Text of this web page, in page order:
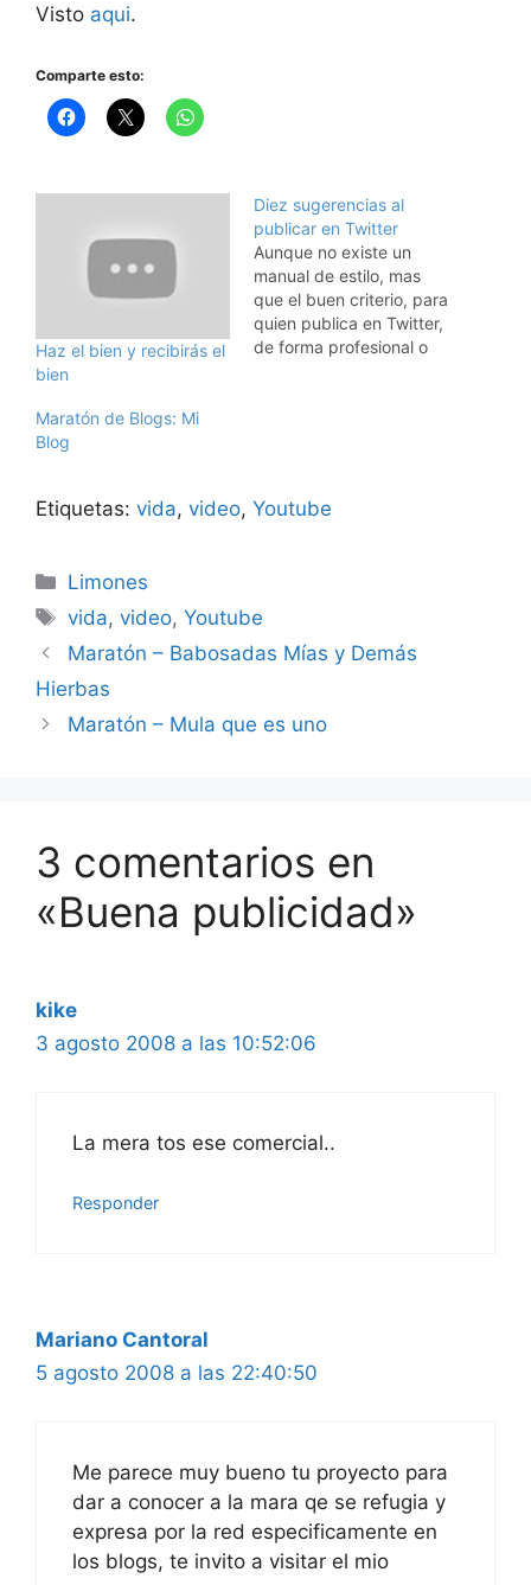
Visto aqui.
Comparte esto:
Haz el bien y recibirás el
bien
Diez sugerencias al
publicar en Twitter
Aunque no existe un
manual de estilo, mas
que el buen criterio, para
quien publica en Twitter,
de forma profesional o
No seguir nuestros
Maratón de Blogs: Mi
Blog
Etiquetas: vida, video, Youtube
Categorías
Limones
Etiquetas
vida,video,Youtube
Maratón – Babosadas Mías y Demás
Hierbas
Maratón – Mula que es uno
3 comentarios en
«Buena publicidad»
kike
3 agosto 2008 a las 10:52:06
La mera tos ese comercial..
Responder
Mariano Cantoral
5 agosto 2008 a las 22:40:50
Me parece muy bueno tu proyecto para
dar a conocer a la mara qe se refugia y
expresa por la red especificamente en
los blogs, te invito a visitar el mio